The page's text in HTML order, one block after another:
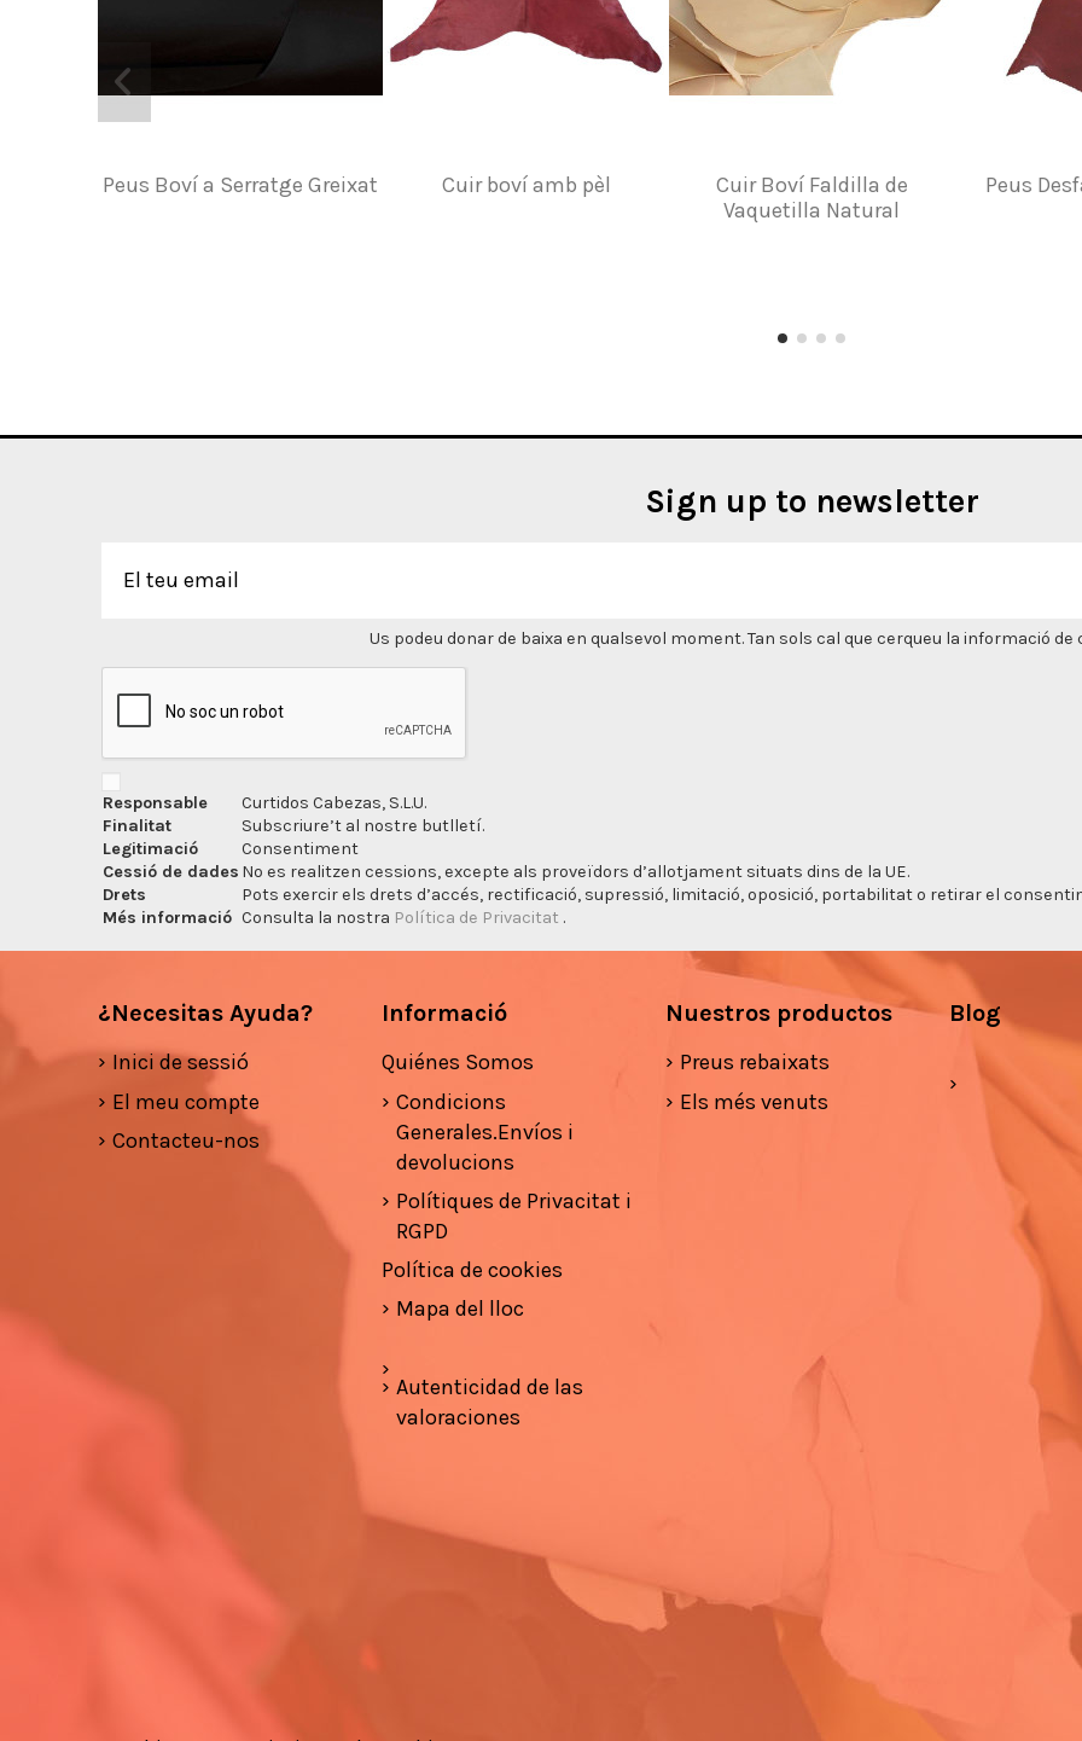
Peus Boví a Serratge Greixat Cuir boví amb pèl
Cuir Boví Faldilla de
Vaquetilla Natural
Peus
Sign up to newsletter
Us podeu donar de baixa en qualsevol moment. Tan sols cal que cerqueu la informació
Responsable
Curtidos Cabezas, S.L.U.
Finalitat
Subscriure’t al nostre butlletí.
Legitimació
Consentiment
Cessió de dades No es realitzen cessions, excepte als proveïdors d’allotjament situats dins de la UE.
Drets
Pots exercir els drets d’accés, rectificació, supressió, limitació, oposició, portabilitat o retirar el
Més informació Consulta la nostra Política de Privacitat .
¿Necesitas Ayuda?
Inici de sessió
El meu compte
Contacteu-nos
Informació
Quiénes Somos
Condicions
Generales.Envíos i
devolucions
Polítiques de Privacitat i
RGPD
Política de cookies
Mapa del lloc
Autenticidad de las
valoraciones
Nuestros productos
Preus rebaixats
Els més venuts
Blog